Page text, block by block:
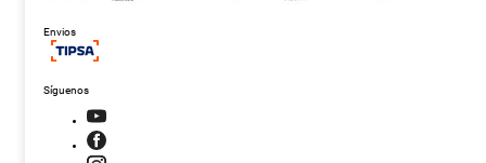
Envios
Síguenos